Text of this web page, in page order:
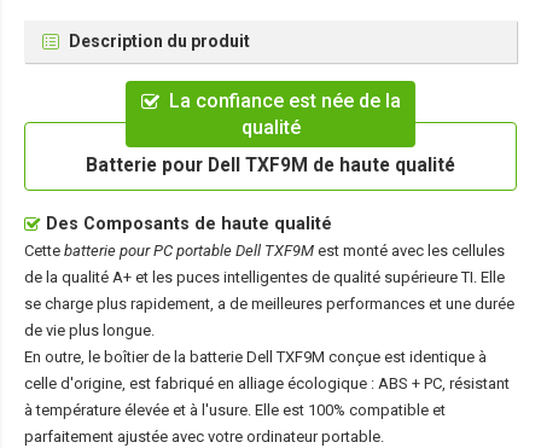
Description du produit
La confiance est née de la
qualité
Batterie pour Dell TXF9M de haute qualité
Des Composants de haute qualité
Cette batterie pour PC portable Dell TXF9M est monté avec les cellules
de la qualité A+ et les puces intelligentes de qualité supérieure TI. Elle
se charge plus rapidement, a de meilleures performances et une durée
de vie plus longue.
En outre, le boîtier de la batterie Dell TXF9M conçue est identique à
celle d'origine, est fabriqué en alliage écologique : ABS + PC, résistant
à température élevée et à l'usure. Elle est 100% compatible et
parfaitement ajustée avec votre ordinateur portable.